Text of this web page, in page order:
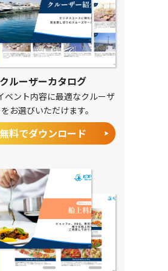
クルーザーカタログ
ベント内容に最適なクルーザ
お選びいただけます。
無料でダウンロード